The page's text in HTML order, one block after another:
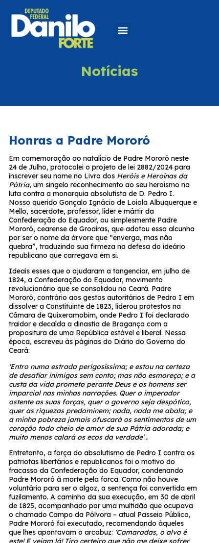
Notícias
Honras a Padre Mororó
Em comemoração ao natalício de Padre Mororó neste
24 de Julho, protocolei o projeto de lei 2882/2024 para
inscrever seu nome no Livro dos Heróis e Heroínas da
Pátria, um singelo reconhecimento ao seu heroísmo na
luta contra a monarquia absolutista de D. Pedro I.
Nosso querido Gonçalo Ignácio de Loiola Albuquerque e
Mello, sacerdote, professor, líder e mártir da
Confederação do Equador, ou simplesmente Padre
Mororó, cearense de Groaíras, que adotou essa alcunha
por ser o nome da árvore que “enverga, mas não
quebra”, traduzindo sua firmeza na defesa do ideário
republicano que carregava em si.
Ideais esses que o ajudaram a tangenciar, em julho de
1824, a Confederação do Equador, movimento
revolucionário que se consolidou no Ceará. Padre
Mororó, contrário aos gestos autoritários de Pedro I em
dissolver a Constituinte de 1823, liderou protestos na
Câmara de Quixeramobim, onde Pedro I foi declarado
traidor e decaída a dinastia de Bragança com a
propositura de uma República estável e liberal. Nessa
época, escreveu às páginas do Diário do Governo do
Ceará:
‘Entro numa estrada perigosíssima; e estou na certeza
de desafiar inimigos sem conto; mas não esmoreço; e a
custa da vida prometo perante Deus e os homens ser
imparcial nas minhas narrações. Quer o imperador
ostente as suas forças, quer o governo seja despótico,
quer as riquezas predominem; nada, nada me abala; e
a minha pobreza jamais ofuscará os sentimentos de um
coração todo cheio de amor de sua Pátria adorada; e
muito menos calará os ecos da verdade’…
Entretanto, a força do absolutismo de Pedro I contra os
patriotas libertários e republicanos foi o motivo do
fracasso da Confederação do Equador, condenando
Padre Mororó à morte pela forca. Como não houve
voluntário para ser o algoz, a sentença foi convertida em
fuzilamento. A caminho da sua execução, em 30 de abril
de 1825, acompanhado por uma multidão que ocupava
o chamado Campo da Pólvora – atual Passeio Público,
Padre Mororó foi executado, recomendando àqueles
que lhes apontavam o arcabuz: ‘Camaradas, o alvo é
este! E vejam lá! Tiro certeiro que não me deixe sofrer